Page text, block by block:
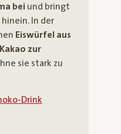
bei und bringt
In der
Eiswürfel aus
zur
sie stark zu
Drink